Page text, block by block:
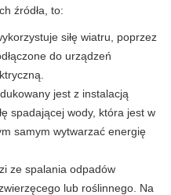
źródła, to:
siłę wiatru, poprzez
do urządzeń
jest z instalacją
spadającej wody, która jest w
samym wytwarzać energię
ze spalania odpadów
lub roślinnego. Na